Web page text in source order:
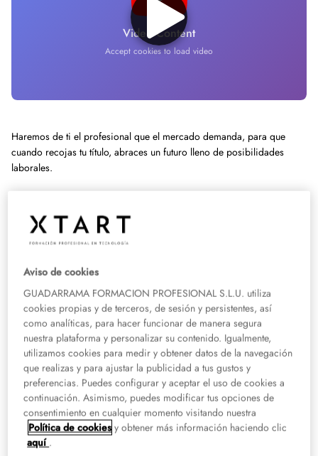
Video Content
Accept cookies to load video
Haremos de ti el profesional que el mercado demanda, para que
cuando recojas tu título, abraces un futuro lleno de posibilidades
laborales.
de Especialista en Ciberseguridad con XTART y Accenture te
garantiza la llave al empleo
Tú pones el talento y nosotros lo haremos posible, acompañándote en
mano de docentes con un destacado puesto en la industria.
¿Qué habilidades adquiriré en este
Grado Superior en Desarrollo de
aplicaciones multiplataforma?
Nuestro objetivo es que a lo largo de tu proceso de formación
puedas obtener los conocimientos y habilidades que el mercado
demanda, para que tus futuros empleadores encuentren todos los
Aviso de cookies
GUADARRAMA FORMACION PROFESIONAL S.L.U. utiliza
cookies propias y de terceros, de sesión y persistentes, así
como analíticas, para hacer funcionar de manera segura
nuestra plataforma y personalizar su contenido. Igualmente,
utilizamos cookies para medir y obtener datos de la navegación
que realizas y para ajustar la publicidad a tus gustos y
preferencias. Puedes configurar y aceptar el uso de cookies a
continuación. Asimismo, puedes modificar tus opciones de
consentimiento en cualquier momento visitando nuestra
Política de cookies y obtener más información haciendo clic
aquí .